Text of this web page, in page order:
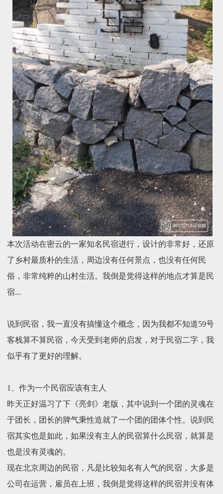
本次活动在密云的一家知名民宿进行，设计的非常好，还原
了乡村最质朴的生活，周边没有任何景点，也没有任何民
俗，非常纯粹的山村生活。我倒是觉得这样的地点才算是民
宿...
说到民宿，我一直没有搞懂这个概念，因为我都不知道59号
客栈算不算民宿，今天受到老师的启发，对于民宿二字，我
似乎有了更好的理解。
1、作为一个民宿应该有主人
昨天正好温习了下《亮剑》老版，其中说到一个团的灵魂在
于团长，团长的脾气秉性造就了一个团的团体个性。说到民
宿其实也是如此，如果没有主人的民宿算什么民宿，就算是
也是没有灵魂的。
现在北京周边的民宿，凡是比较知名有人气的民宿，大多是
公司在运营，雇员在上班，我倒是觉得这样的民宿并没有体